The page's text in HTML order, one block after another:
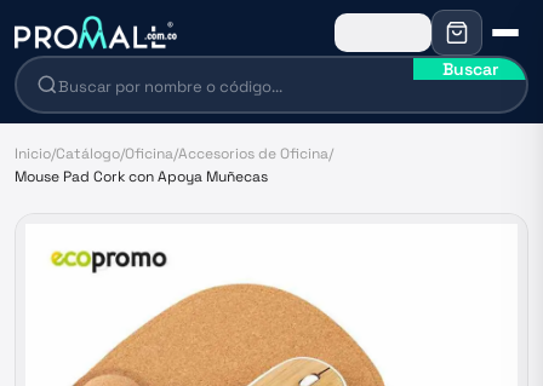
Buscar
Inicio/Catálogo/Oficina/Accesorios de Oficina/
Mouse Pad Cork con Apoya Muñecas